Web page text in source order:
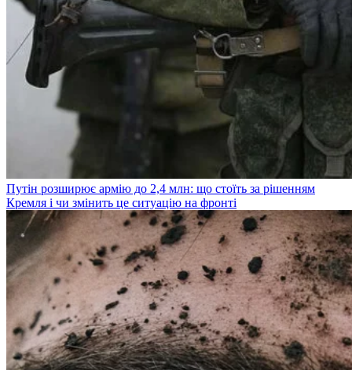
Путін розширює армію до 2,4 млн: що стоїть за рішенням
Кремля і чи змінить це ситуацію на фронті